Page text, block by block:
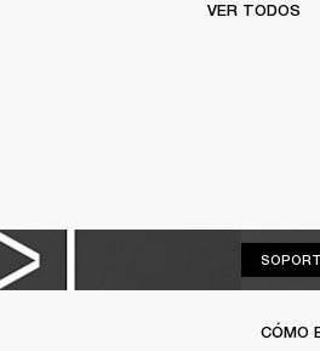
VER TODOS
CÓMO